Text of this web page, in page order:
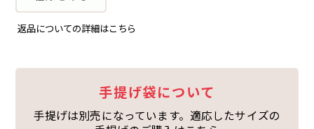
返品についての詳細はこちら
手提げ袋について
手提げは別売になっています。適応したサイズの